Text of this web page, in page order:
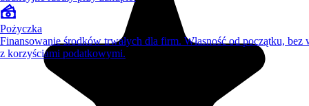
Pożyczka
Finansowanie środków trwałych dla firm. Własność od początku, bez
z korzyściami podatkowymi.